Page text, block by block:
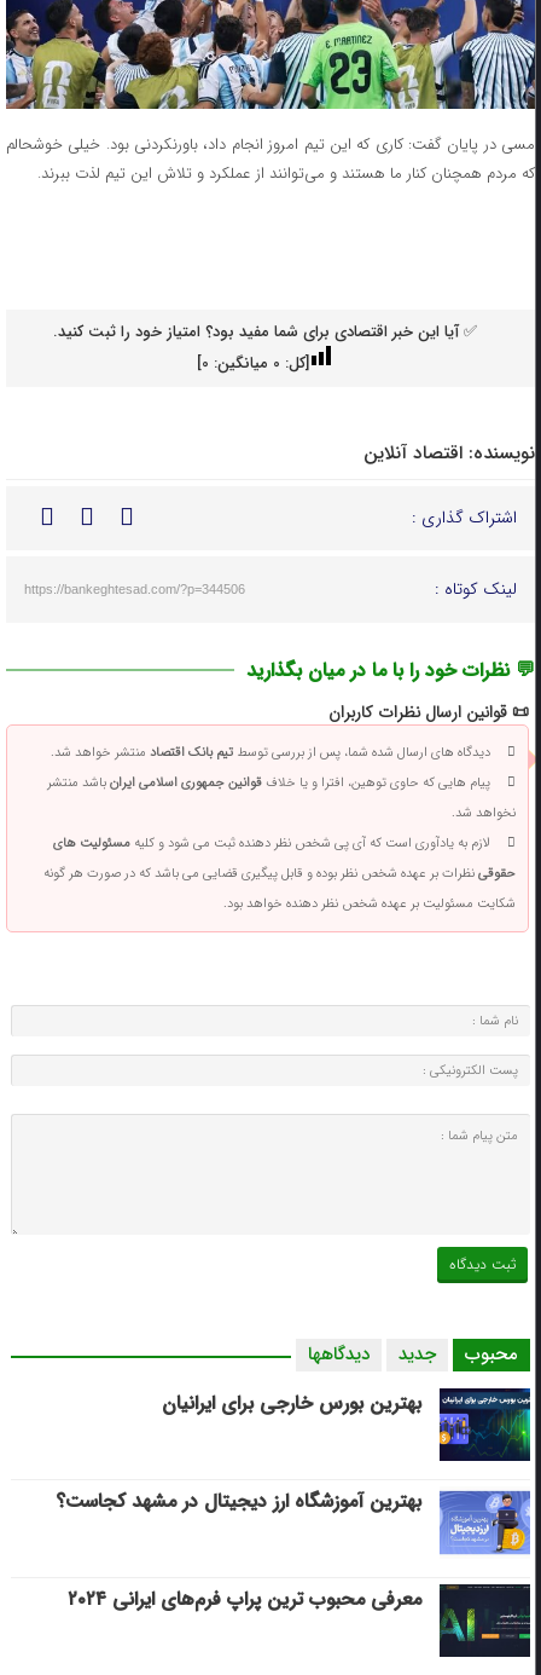
مسی در پایان گفت: کاری که این تیم امروز انجام داد، باورنکردنی بود. خیلی خوشحالم
که مردم همچنان کنار ما هستند و می‌توانند از عملکرد و تلاش این تیم لذت ببرند.
✅ آیا این خبر اقتصادی برای شما مفید بود؟ امتیاز خود را ثبت کنید.
[کل: 0میانگین: 0
]
نویسنده: اقتصاد آنلاین
اشتراک گذاری :
لینک کوتاه : https://bankeghtesad.com/?p=344506
💬 نظرات خود را با ما در میان بگذارید
📜 قوانین ارسال نظرات کاربران
دیدگاه های ارسال شده شما، پس از بررسی توسطتیم بانک اقتصادمنتشر خواهد شد.
پیام هایی که حاوی توهین، افترا و یا خلافقوانین جمهوری اسلامی ایرانباشد منتشر
نخواهد شد.
لازم به یادآوری است که آی پی شخص نظر دهنده ثبت می شود و کلیهمسئولیت های
حقوقینظرات بر عهده شخص نظر بوده و قابل پیگیری قضایی می باشد که در صورت هر گونه
شکایت مسئولیت بر عهده شخص نظر دهنده خواهد بود.
محبوب جدید دیدگاهها
بهترین بورس خارجی برای ایرانیان
بهترین آموزشگاه ارز دیجیتال در مشهد کجاست؟
معرفی محبوب ترین پراپ فرم‌های ایرانی ۲۰۲۴